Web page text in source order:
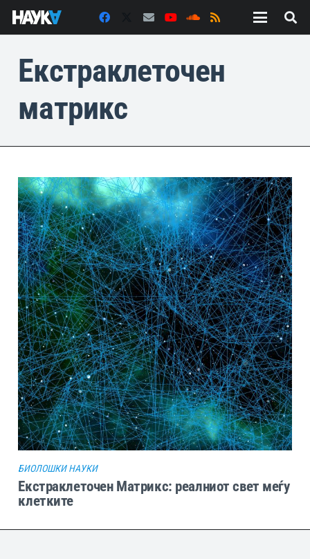
Екстраклеточен
матрикс
БИОЛОШКИ НАУКИ
Екстраклеточен Матрикс: реалниот свет меѓу
клетките